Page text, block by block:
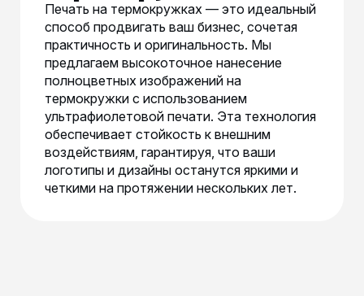
Печать на термокружках — это идеальный
способ продвигать ваш бизнес, сочетая
практичность и оригинальность. Мы
предлагаем высокоточное нанесение
полноцветных изображений на
термокружки с использованием
ультрафиолетовой печати. Эта технология
обеспечивает стойкость к внешним
воздействиям, гарантируя, что ваши
логотипы и дизайны останутся яркими и
четкими на протяжении нескольких лет.